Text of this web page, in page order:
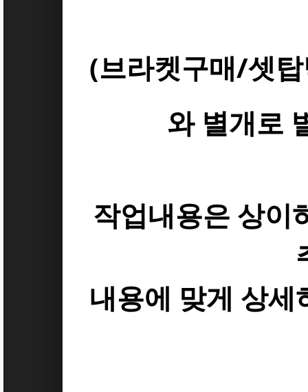
(브라켓구매/셋
와 별개로
작업내용은 상이
내용에 맞게 상